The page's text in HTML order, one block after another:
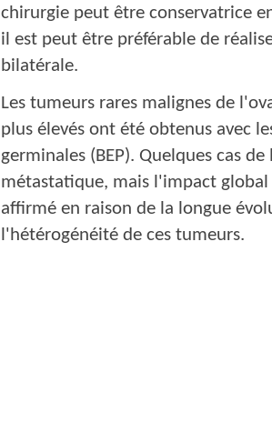
chirurgie peut être conservatrice
il est peut être préférable de
bilatérale.
Les tumeurs rares malignes de
plus élevés ont été obtenus avec
germinales (BEP). Quelques cas
métastatique, mais l'impact
affirmé en raison de la longue
l'hétérogénéité de ces tumeurs.